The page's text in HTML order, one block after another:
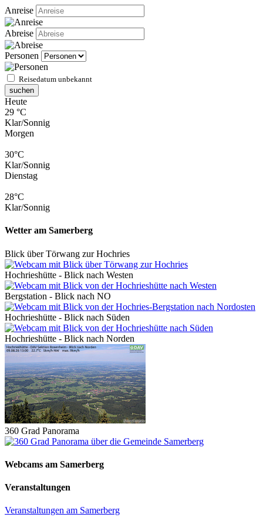
Anreise
Abreise
Personen
Reisedatum unbekannt
suchen
Heute
29 °C
Klar/Sonnig
Morgen
30°C
Klar/Sonnig
Dienstag
28°C
Klar/Sonnig
Wetter am Samerberg
Blick über Törwang zur Hochries
Hochrieshütte - Blick nach Westen
Bergstation - Blick nach NO
Hochrieshütte - Blick nach Süden
Hochrieshütte - Blick nach Norden
360 Grad Panorama
Webcams am Samerberg
Veranstaltungen
Veranstaltungen am Samerberg